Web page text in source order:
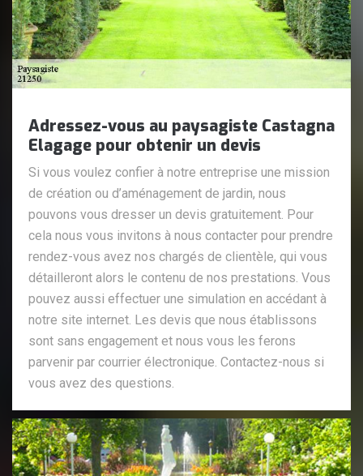
Adressez-vous au paysagiste Castagna
Elagage pour obtenir un devis
Si vous voulez confier à notre entreprise une mission
de création ou d’aménagement de jardin, nous
pouvons vous dresser un devis gratuitement. Pour
cela nous vous invitons à nous contacter pour prendre
rendez-vous avez nos chargés de clientèle, qui vous
détailleront alors le contenu de nos prestations. Vous
pouvez aussi effectuer une simulation en accédant à
notre site internet. Les devis que nous établissons
sont sans engagement et nous vous les ferons
parvenir par courrier électronique. Contactez-nous si
vous avez des questions.